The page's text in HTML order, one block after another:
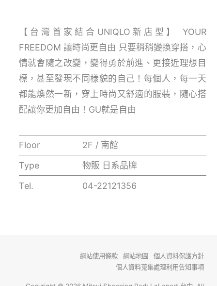
【台灣首家結合UNIQLO新店型】 YOUR
FREEDOM 讓時尚更自由 只要稍稍變換穿搭，心
情就會隨之改變，變得勇於前進、更接近理想目
標，甚至發現不同樣貌的自己！每個人，每一天
都能煥然一新，穿上時尚又舒適的服裝，隨心搭
配讓你更加自由！GU就是自由
Floor
2F / 南館
Type
物販 日系品牌
Tel.
04-22121356
網站使用條款 網站地圖
個人資料保護方針
個人資料蒐集處理利用告知事項